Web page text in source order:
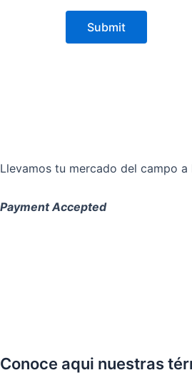
Llevamos tu mercado del campo
Payment Accepted
Conoce aqui nuestras